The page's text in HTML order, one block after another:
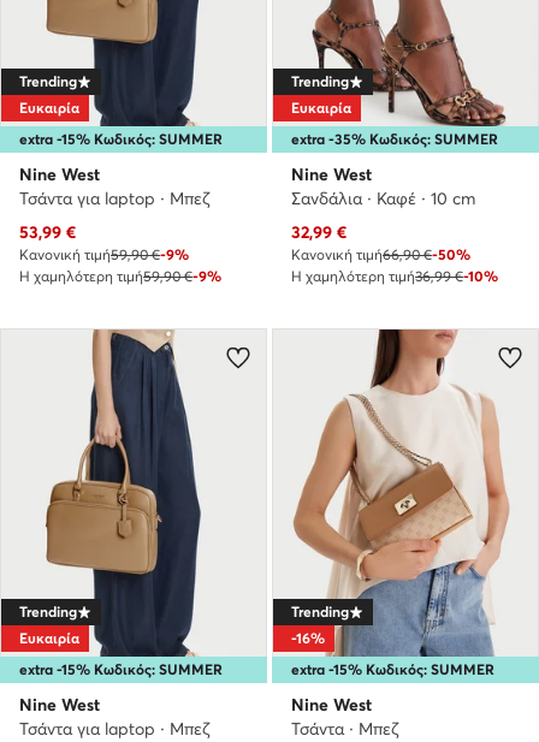
extra -15% Κωδικός: SUMMER
Trending
Ευκαιρία
Nine West
Τσάντα για laptop · Μπεζ
Τρέχουσα τιμή
53,99 €
Κανονική τιμή59,90 €-9%
Η χαμηλότερη τιμή59,90 €-9%
extra -35% Κωδικός: SUMMER
Trending
Ευκαιρία
Nine West
Σανδάλια · Καφέ · 10 cm
Τρέχουσα τιμή
32,99 €
Κανονική τιμή66,90 €-50%
Η χαμηλότερη τιμή36,99 €-10%
extra -15% Κωδικός: SUMMER
Trending
Ευκαιρία
Nine West
Τσάντα για laptop · Μπεζ
extra -15% Κωδικός: SUMMER
Trending
-16%
Nine West
Τσάντα · Μπεζ